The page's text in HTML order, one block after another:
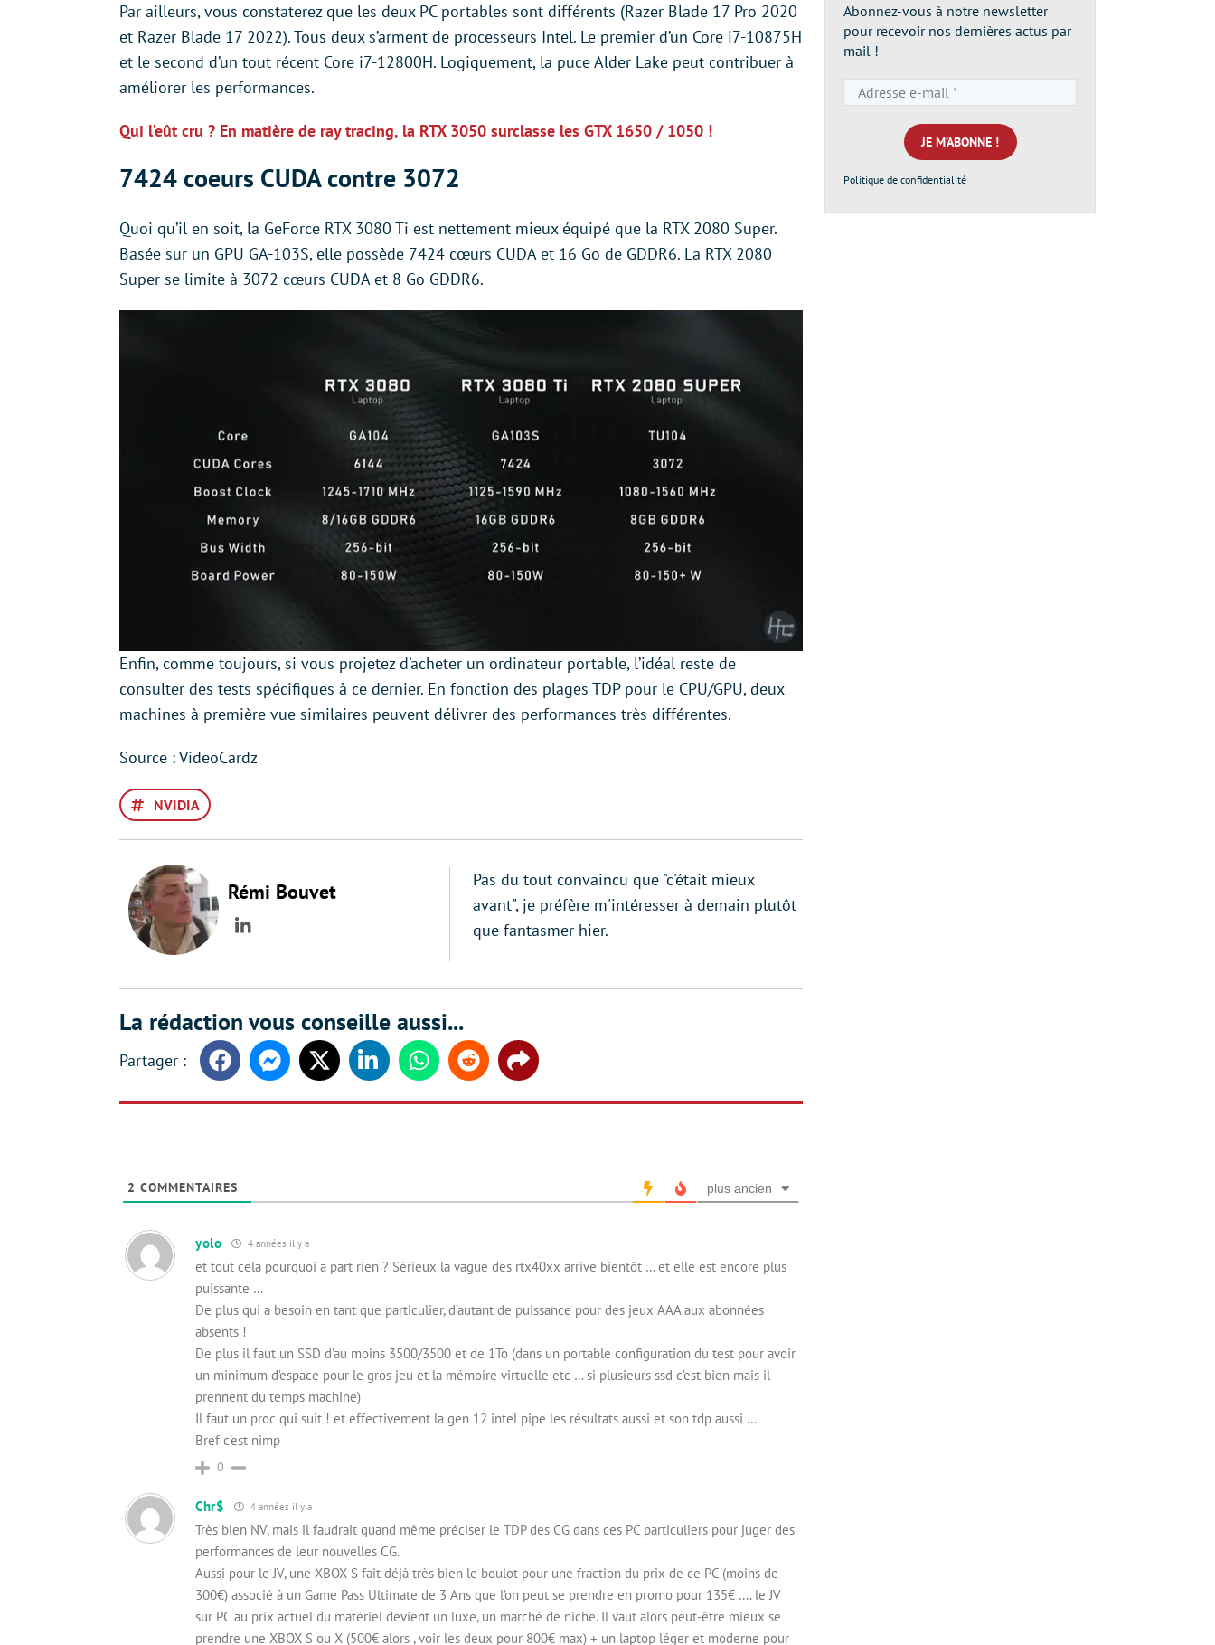
Par ailleurs, vous constaterez que les deux PC portables sont différents (Razer Blade 17 Pro 2020
et Razer Blade 17 2022). Tous deux s’arment de processeurs Intel. Le premier d’un Core i7-10875H
et le second d’un tout récent Core i7-12800H. Logiquement, la puce Alder Lake peut contribuer à
améliorer les performances.
Qui l’eût cru ? En matière de ray tracing, la RTX 3050 surclasse les GTX 1650 / 1050 !
7424 coeurs CUDA contre 3072
Quoi qu’il en soit, la GeForce RTX 3080 Ti est nettement mieux équipé que la RTX 2080 Super.
Basée sur un GPU GA-103S, elle possède 7424 cœurs CUDA et 16 Go de GDDR6. La RTX 2080
Super se limite à 3072 cœurs CUDA et 8 Go GDDR6.
Enfin, comme toujours, si vous projetez d’acheter un ordinateur portable, l’idéal reste de
consulter des tests spécifiques à ce dernier. En fonction des plages TDP pour le CPU/GPU, deux
machines à première vue similaires peuvent délivrer des performances très différentes.
Source : VideoCardz
NVIDIA
Rémi Bouvet
LinkedIn
Pas du tout convaincu que "c'était mieux
avant", je préfère m'intéresser à demain plutôt
que fantasmer hier.
La rédaction vous conseille aussi...
FacebookMessengerTwitter LinkedinWhatsappReddit Share
2 COMMENTAIRES plus ancien
yolo 4 années il y a
et tout cela pourquoi a part rien ? Sérieux la vague des rtx40xx arrive bientôt … et elle est encore plus
puissante …
De plus qui a besoin en tant que particulier, d’autant de puissance pour des jeux AAA aux abonnées
absents !
De plus il faut un SSD d’au moins 3500/3500 et de 1To (dans un portable configuration du test pour avoir
un minimum d’espace pour le gros jeu et la mémoire virtuelle etc … si plusieurs ssd c’est bien mais il
prennent du temps machine)
Il faut un proc qui suit ! et effectivement la gen 12 intel pipe les résultats aussi et son tdp aussi …
Bref c’est nimp
0
Chr$ 4 années il y a
Très bien NV, mais il faudrait quand même préciser le TDP des CG dans ces PC particuliers pour juger des
performances de leur nouvelles CG.
Aussi pour le JV, une XBOX S fait déjà très bien le boulot pour une fraction du prix de ce PC (moins de
300€) associé à un Game Pass Ultimate de 3 Ans que l’on peut se prendre en promo pour 135€ …. le JV
sur PC au prix actuel du matériel devient un luxe, un marché de niche. Il vaut alors peut-être mieux se
prendre une XBOX S ou X (500€ alors , voir les deux pour 800€ max) + un laptop léger et moderne pour
Abonnez-vous à notre newsletter
pour recevoir nos dernières actus par
mail !
e-
mail
*
Politique de confidentialité